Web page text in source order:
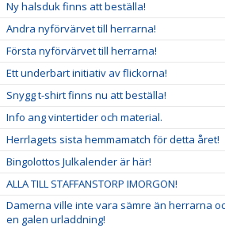
Ny halsduk finns att beställa!
Andra nyförvärvet till herrarna!
Första nyförvärvet till herrarna!
Ett underbart initiativ av flickorna!
Snygg t-shirt finns nu att beställa!
Info ang vintertider och material.
Herrlagets sista hemmamatch för detta året!
Bingolottos Julkalender är här!
ALLA TILL STAFFANSTORP IMORGON!
Damerna ville inte vara sämre än herrarna
en galen urladdning!